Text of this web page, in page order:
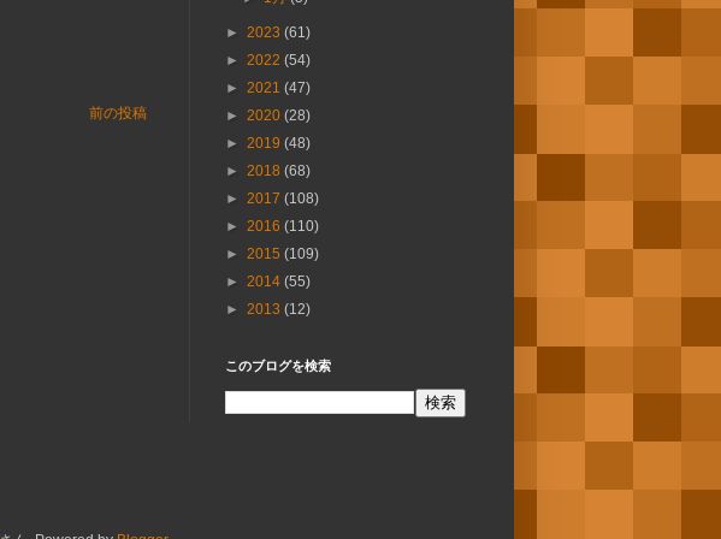
前の投稿
► 2023 (61)
► 2022 (54)
► 2021 (47)
► 2020 (28)
► 2019 (48)
► 2018 (68)
► 2017 (108)
► 2016 (110)
► 2015 (109)
► 2014 (55)
► 2013 (12)
このブログを検索